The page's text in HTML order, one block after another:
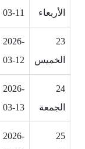
الأربعاء
03-11
23
الخميس
2026-
03-12
24
الجمعة
2026-
03-13
25
2026-